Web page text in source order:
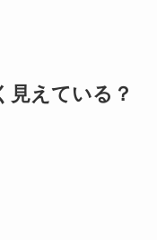
見えている？